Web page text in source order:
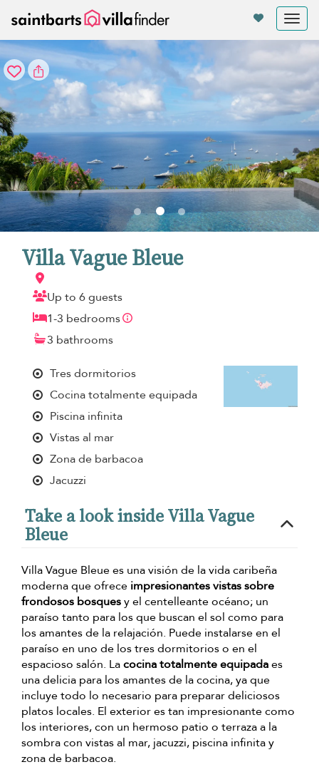
Villa Vague Bleue
Up to 6 guests
1-3 bedrooms
3 bathrooms
Tres dormitorios
Cocina totalmente equipada
Piscina infinita
Vistas al mar
Zona de barbacoa
Jacuzzi
Take a look inside Villa Vague
Bleue
Villa Vague Bleue es una visión de la vida caribeña
moderna que ofrece impresionantes vistas sobre
frondosos bosquesy el centelleante océano; un
paraíso tanto para los que buscan el sol como para
los amantes de la relajación. Puede instalarse en el
paraíso en uno de los tres dormitorios o en el
espacioso salón. Lacocina totalmente equipadaes
una delicia para los amantes de la cocina, ya que
incluye todo lo necesario para preparar deliciosos
platos locales. El exterior es tan impresionante como
los interiores, con un hermoso patio o terraza a la
sombra con vistas al mar, jacuzzi, piscina infinita y
zona de barbacoa.
Panel de gestión de cookies